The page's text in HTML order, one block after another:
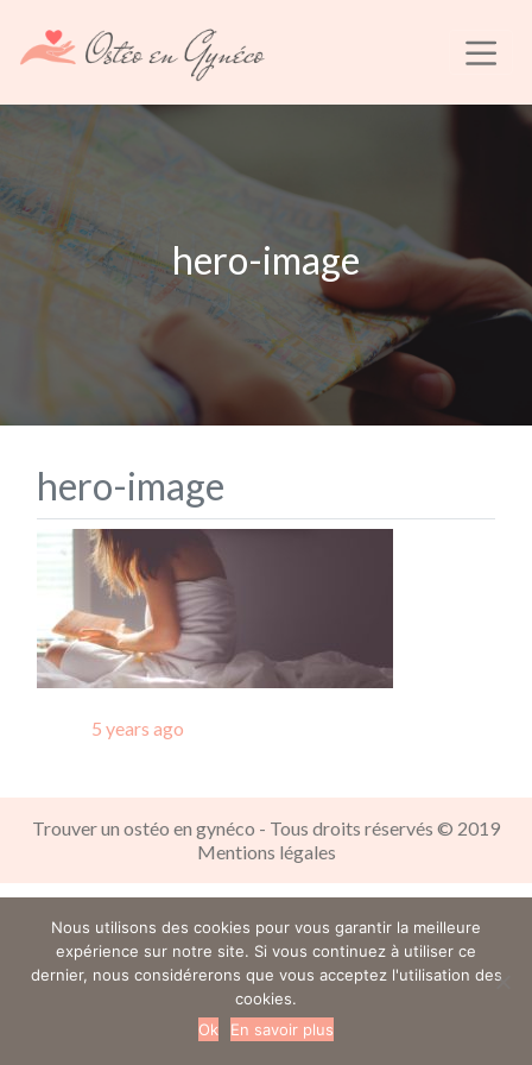
hero-image
hero-image
Posted
5 years ago
Trouver un ostéo en gynéco - Tous droits réservés © 2019
Mentions légales
Nous utilisons des cookies pour vous garantir la meilleure
expérience sur notre site. Si vous continuez à utiliser ce
dernier, nous considérerons que vous acceptez l'utilisation des
cookies.
Ok
En savoir plus